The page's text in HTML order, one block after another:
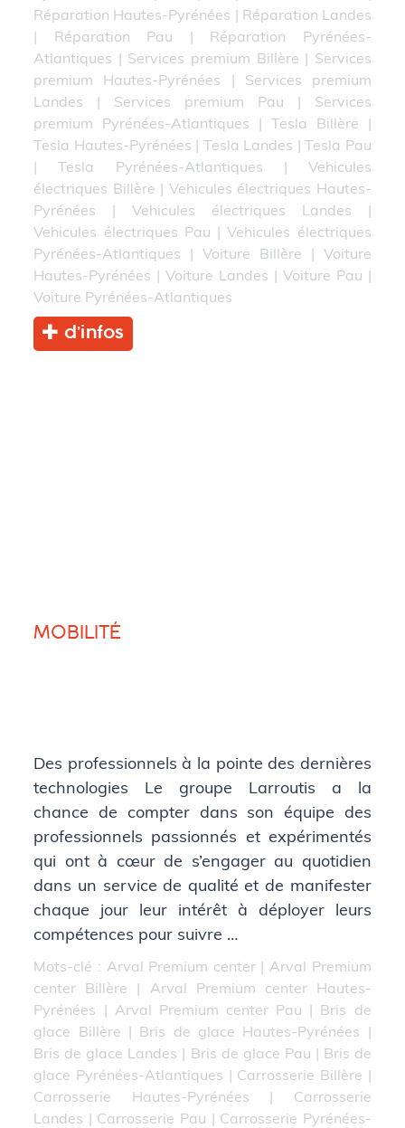
Réparation Hautes-Pyrénées | Réparation Landes
| Réparation Pau | Réparation Pyrénées-
Atlantiques | Services premium Billère | Services
premium Hautes-Pyrénées | Services premium
Landes | Services premium Pau | Services
premium Pyrénées-Atlantiques | Tesla Billère |
Tesla Hautes-Pyrénées | Tesla Landes |Tesla Pau
|Tesla Pyrénées-Atlantiques | Vehicules
électriques Billère | Vehicules électriques Hautes-
Pyrénées |Vehicules électriques Landes |
Vehicules électriques Pau |Vehicules électriques
Pyrénées-Atlantiques |Voiture Billère | Voiture
Hautes-Pyrénées |Voiture Landes | Voiture Pau |
Voiture Pyrénées-Atlantiques
d’infos
MOBILITÉ
Des professionnels à la pointe des dernières
technologies Le groupe Larroutis a la
chance de compter dans son équipe des
professionnels passionnés et expérimentés
qui ont à cœur de s’engager au quotidien
dans un service de qualité et de manifester
chaque jour leur intérêt à déployer leurs
compétences pour suivre …
Mots-clé : Arval Premium center| Arval Premium
center Billère | Arval Premium center Hautes-
Pyrénées | Arval Premium center Pau | Bris de
glace Billère | Bris de glace Hautes-Pyrénées |
Bris de glace Landes | Bris de glace Pau | Bris de
glace Pyrénées-Atlantiques | Carrosserie Billère |
Carrosserie Hautes-Pyrénées | Carrosserie
Landes | Carrosserie Pau | Carrosserie Pyrénées-